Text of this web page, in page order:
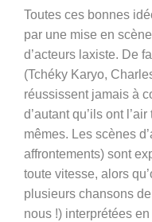
Toutes ces bonnes
par une mise en
d’acteurs laxiste. De
(Tchéky Karyo,
réussissent jamais à
d’autant qu’ils ont
mêmes. Les scènes
affrontements) sont
toute vitesse, alors
plusieurs chansons
nous !) interprétées